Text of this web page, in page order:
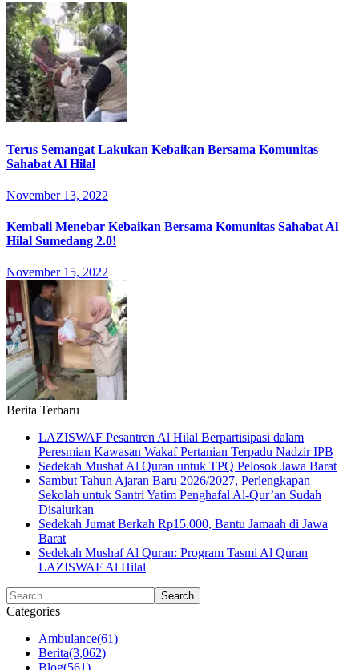
Terus Semangat Lakukan Kebaikan Bersama Komunitas
Sahabat Al Hilal
November 13, 2022
Kembali Menebar Kebaikan Bersama Komunitas Sahabat Al
Hilal Sumedang 2.0!
November 15, 2022
Berita Terbaru
LAZISWAF Pesantren Al Hilal Berpartisipasi dalam
Peresmian Kawasan Wakaf Pertanian Terpadu Nadzir IPB
Sedekah Mushaf Al Quran untuk TPQ Pelosok Jawa Barat
Sambut Tahun Ajaran Baru 2026/2027, Perlengkapan
Sekolah untuk Santri Yatim Penghafal Al-Qur’an Sudah
Disalurkan
Sedekah Jumat Berkah Rp15.000, Bantu Jamaah di Jawa
Barat
Sedekah Mushaf Al Quran: Program Tasmi Al Quran
LAZISWAF Al Hilal
Categories
Ambulance(61)
Berita(3,062)